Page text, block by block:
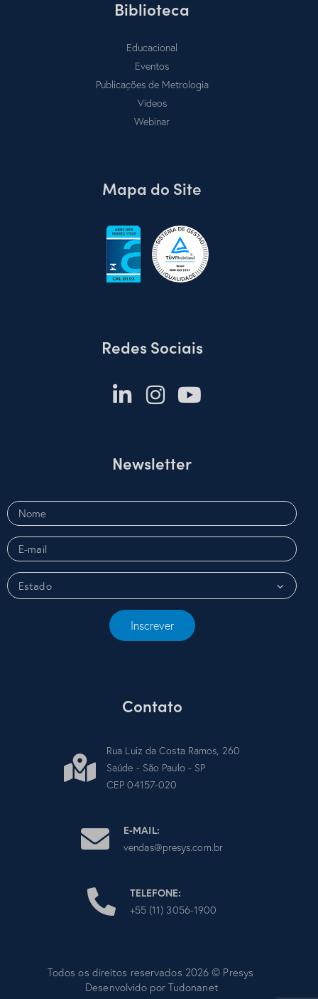
Biblioteca
Educacional
Eventos
Publicações de Metrologia
Vídeos
Webinar
Mapa do Site
Redes Sociais
Newsletter
Inscrever
Contato
Rua Luiz da Costa Ramos, 260
Saúde - São Paulo - SP
CEP 04157-020
E-MAIL:
vendas@presys.com.br
TELEFONE:
+55 (11) 3056-1900
Todos os direitos reservados 2026 © Presys
Desenvolvido por Tudonanet